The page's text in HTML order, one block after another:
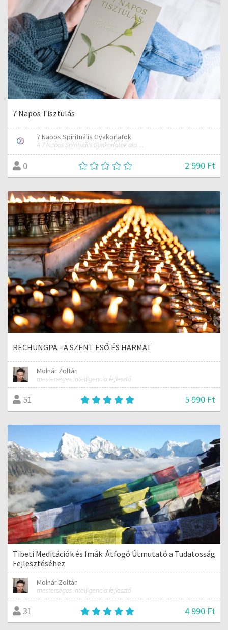
7 Napos Tisztulás
7 Napos Spirituális Gyakorlatok
A 7 Napos Spirituális Gyakorlatok alapítója és mentora.
0 2 990 Ft
RECHUNGPA - A SZENT ESŐ ÉS HARMAT
Molnár Zoltán
mesterséges intelligencia fejlesztő
51 5 990 Ft
Tibeti Meditációk és Imák: Átfogó Útmutató a Tudatosság
Fejlesztéséhez
Molnár Zoltán
mesterséges intelligencia fejlesztő
31 4 990 Ft